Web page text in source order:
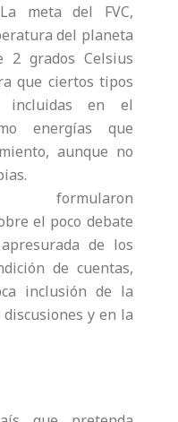
meta del FVC,
del planeta
2 grados Celsius
que ciertos tipos
incluidas en el
energías que
aunque no
formularon
el poco debate
de los
de cuentas,
inclusión de la
y en la